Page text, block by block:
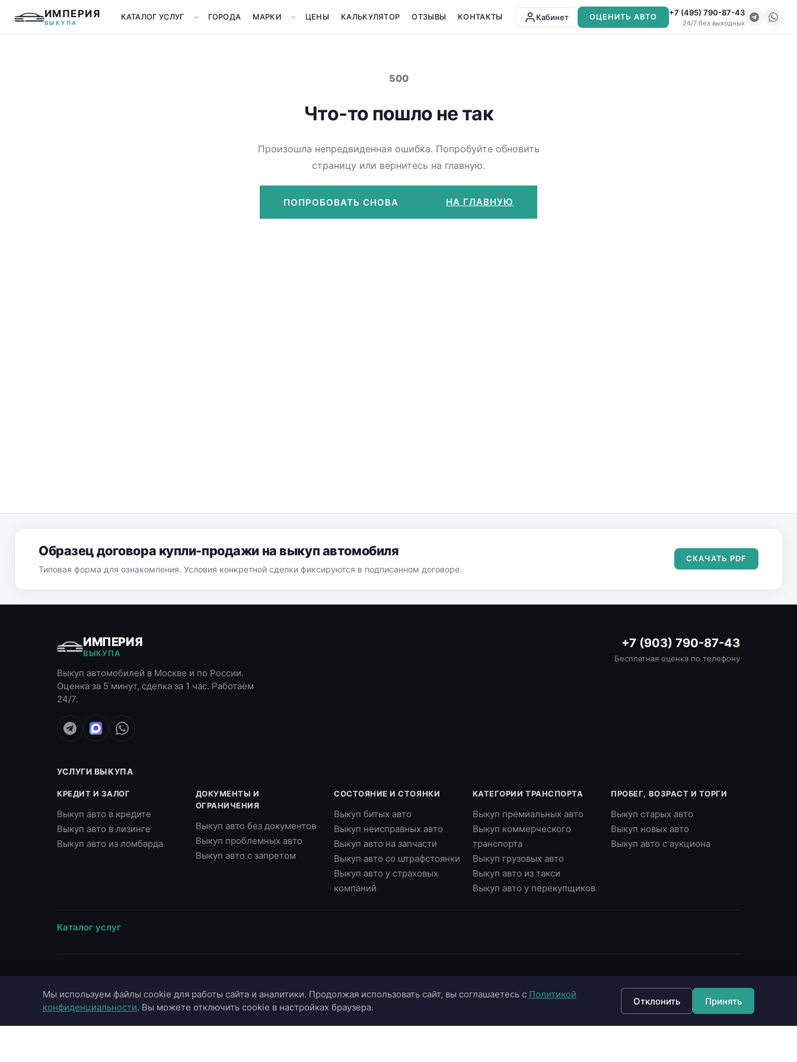
ИМПЕРИЯ
ВЫКУПА
КАТАЛОГ УСЛУГ ГОРОДА МАРКИ ЦЕНЫ КАЛЬКУЛЯТОР ОТЗЫВЫ КОНТАКТЫ Кабинет ОЦЕНИТЬ АВТО +7 (495) 790-87-43
24/7 без выходных
500
Что-то пошло не так
Произошла непредвиденная ошибка. Попробуйте обновить
страницу или вернитесь на главную.
ПОПРОБОВАТЬ СНОВА НА ГЛАВНУЮ
Образец договора купли-продажи на выкуп автомобиля
Типовая форма для ознакомления. Условия конкретной сделки фиксируются в подписанном договоре.
СКАЧАТЬ PDF
ИМПЕРИЯ
ВЫКУПА
Выкуп автомобилей в Москве и по России.
Оценка за 5 минут, сделка за 1 час. Работаем
24/7.
+7 (903) 790-87-43
Бесплатная оценка по телефону
УСЛУГИ ВЫКУПА
КРЕДИТ И ЗАЛОГ
Выкуп авто в кредите
Выкуп авто в лизинге
Выкуп авто из ломбарда
ДОКУМЕНТЫ И
ОГРАНИЧЕНИЯ
Выкуп авто без документов
Выкуп проблемных авто
Выкуп авто с запретом
СОСТОЯНИЕ И СТОЯНКИ
Выкуп битых авто
Выкуп неисправных авто
Выкуп авто на запчасти
Выкуп авто со штрафстоянки
Выкуп авто у страховых
компаний
КАТЕГОРИИ ТРАНСПОРТА
Выкуп премиальных авто
Выкуп коммерческого
транспорта
Выкуп грузовых авто
Выкуп авто из такси
Выкуп авто у перекупщиков
ПРОБЕГ, ВОЗРАСТ И ТОРГИ
Выкуп старых авто
Выкуп новых авто
Выкуп авто с аукциона
Каталог услуг
Москва
Московская область
Toyota
О компании
Портфолио
Страхование ОСАГО
+7 (495) 790-87-43
+7 (903) 790-87-43
Мы используем файлы cookie для работы сайта и аналитики. Продолжая использовать сайт, вы соглашаетесь с Политикой
конфиденциальности. Вы можете отключить cookie в настройках браузера.
Отклонить Принять